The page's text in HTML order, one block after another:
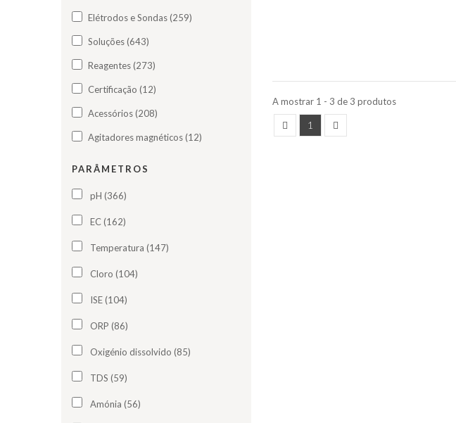
Elétrodos e Sondas (259)
Soluções (643)
Reagentes (273)
Certificação (12)
Acessórios (208)
Agitadores magnéticos (12)
PARÂMETROS
pH (366)
EC (162)
Temperatura (147)
Cloro (104)
ISE (104)
ORP (86)
Oxigénio dissolvido (85)
TDS (59)
Amónia (56)
A mostrar 1 - 3 de 3 produtos
1